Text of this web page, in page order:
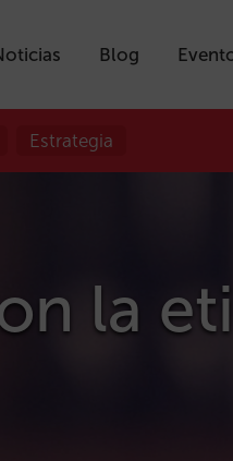
Blog
Estrategia
la